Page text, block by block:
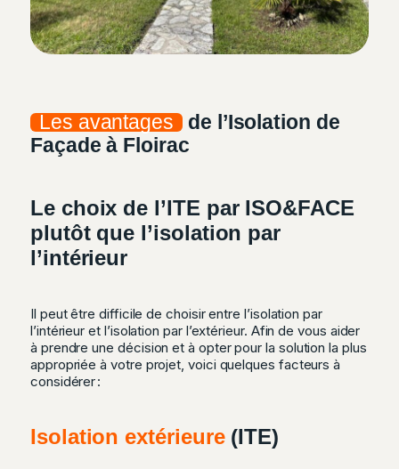
Les avantages
de l’Isolation de
Façade à Floirac
Le choix de l’ITE par ISO&FACE
plutôt que l’isolation par
l’intérieur
Il peut être difficile de choisir entre l’isolation par
l’intérieur et l’isolation par l’extérieur. Afin de vous aider
à prendre une décision et à opter pour la solution la plus
appropriée à votre projet, voici quelques facteurs à
considérer :
Isolation extérieure(ITE)